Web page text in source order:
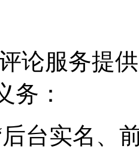
论服务提
务：
后台实名、